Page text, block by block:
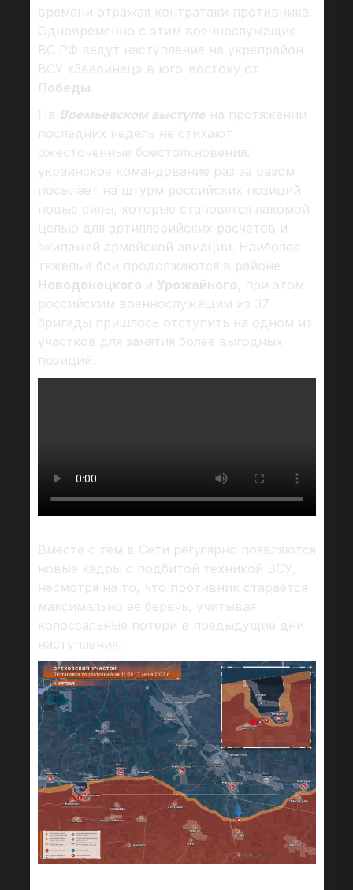
времени отражая контратаки противника.
Одновременно с этим военнослужащие
ВС РФ ведут наступление на укрепрайон
ВСУ «Зверинец» в юго-востоку от
Победы.
На Времьевском выступена протяжении
последних недель не стихают
ожесточенные боестолкновения:
украинское командование раз за разом
посылает на штурм российских позиций
новые силы, которые становятся лакомой
целью для артиллерийских расчетов и
экипажей армейской авиации. Наиболее
тяжелые бои продолжаются в районе
Новодонецкого и Урожайного, при этом
российским военнослужащим из 37
бригады пришлось отступить на одном из
участков для занятия более выгодных
позиций.
Вместе с тем в Сети регулярно появляются
новые кадры с подбитой техникой ВСУ,
несмотря на то, что противник старается
максимально ее беречь, учитывая
колоссальные потери в предыдущие дни
наступления.